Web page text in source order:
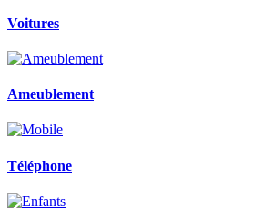
Voitures
Ameublement
Téléphone